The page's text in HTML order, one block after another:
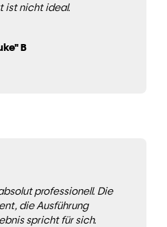
ist nicht ideal.
B
professionell. Die
die Ausführung
spricht für sich.